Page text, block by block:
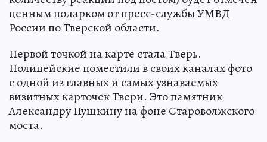
ценным подарком от пресс-службы УМВД
России по Тверской области.
Первой точкой на карте стала Тверь.
Полицейские поместили в своих каналах фото
с одной из главных и самых узнаваемых
визитных карточек Твери. Это памятник
Александру Пушкину на фоне Староволжского
моста.